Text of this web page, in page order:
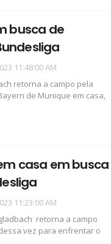
busca de
11:48:00 AM
retorna a campo pela
de Munique em casa,
casa em busca
11:23:00 AM
retorna a campo
vez para enfrentar o